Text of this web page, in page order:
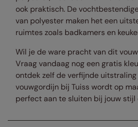
ook praktisch. De
van polyester maken het een
ruimtes zoals badkamers en
Wil je de ware pracht van dit
Vraag vandaag nog een gratis
ontdek zelf de verfijnde
vouwgordijn bij Tuiss wordt op
perfect aan te sluiten bij jouw stijl